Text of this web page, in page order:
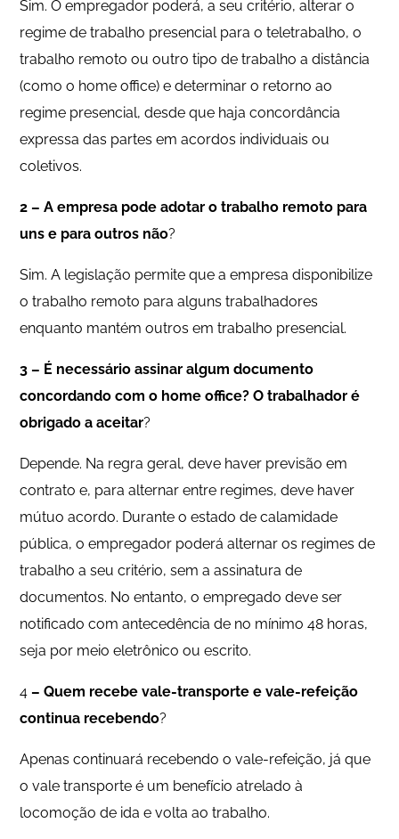
Sim. O empregador poderá, a seu critério, alterar o
regime de trabalho presencial para o teletrabalho, o
trabalho remoto ou outro tipo de trabalho a distância
(como o home office) e determinar o retorno ao
regime presencial, desde que haja concordância
expressa das partes em acordos individuais ou
coletivos.
2 – A empresa pode adotar o trabalho remoto para
uns e para outros não?
Sim. A legislação permite que a empresa disponibilize
o trabalho remoto para alguns trabalhadores
enquanto mantém outros em trabalho presencial.
3 – É necessário assinar algum documento
concordando com o home office? O trabalhador é
obrigado a aceitar?
Depende. Na regra geral, deve haver previsão em
contrato e, para alternar entre regimes, deve haver
mútuo acordo. Durante o estado de calamidade
pública, o empregador poderá alternar os regimes de
trabalho a seu critério, sem a assinatura de
documentos. No entanto, o empregado deve ser
notificado com antecedência de no mínimo 48 horas,
seja por meio eletrônico ou escrito.
4 – Quem recebe vale-transporte e vale-refeição
continua recebendo?
Apenas continuará recebendo o vale-refeição, já que
o vale transporte é um benefício atrelado à
locomoção de ida e volta ao trabalho.